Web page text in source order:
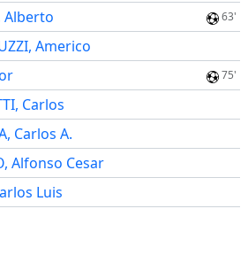
Alberto 63'
Americo
75'
Carlos
Carlos A.
Alfonso Cesar
Luis